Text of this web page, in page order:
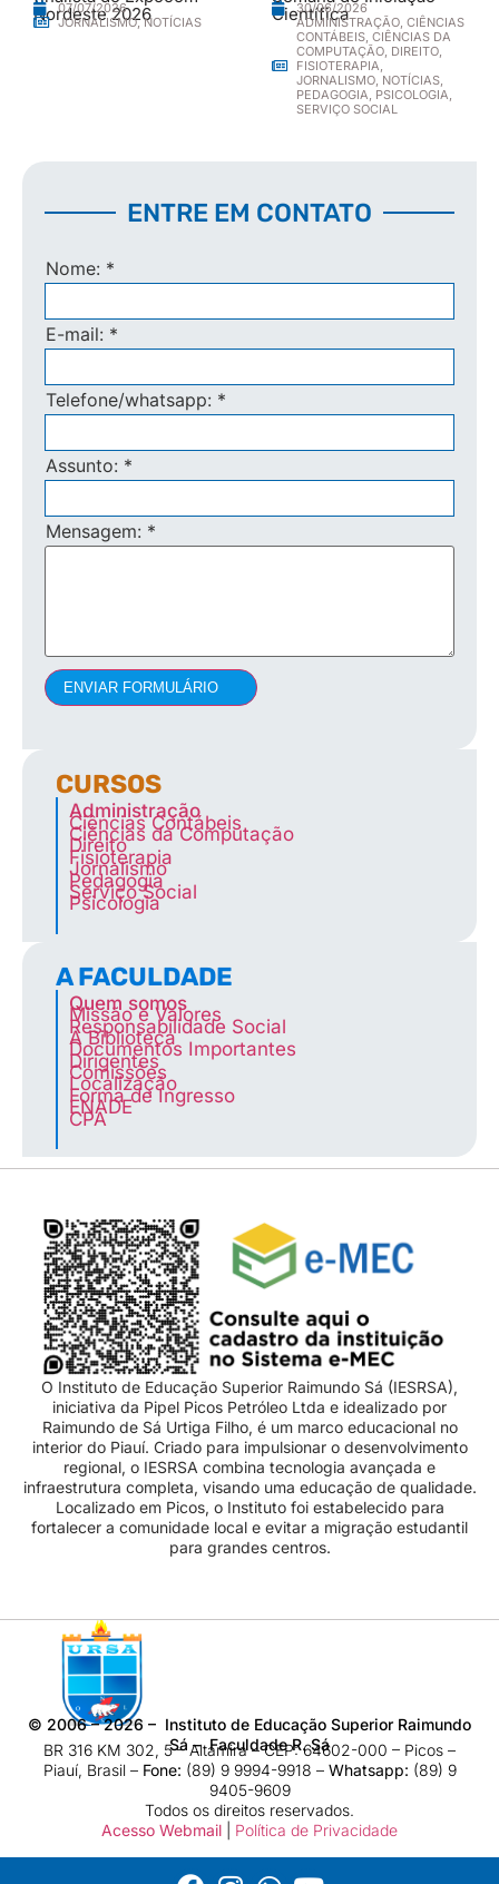
Nordeste 2026
07/07/2026
JORNALISMO,NOTÍCIAS
Científica
30/06/2026
ADMINISTRAÇÃO, CIÊNCIAS
CONTÁBEIS, CIÊNCIAS DA
COMPUTAÇÃO, DIREITO,
FISIOTERAPIA,
JORNALISMO, NOTÍCIAS,
PEDAGOGIA, PSICOLOGIA,
SERVIÇO SOCIAL
ENTRE EM CONTATO
Nome: *
E-mail: *
Telefone/whatsapp: *
Assunto: *
Mensagem: *
ENVIAR FORMULÁRIO
CURSOS
Administração
Ciências Contábeis
Ciências da Computação
Direito
Fisioterapia
Jornalismo
Pedagogia
Serviço Social
Psicologia
A FACULDADE
Quem somos
Missão e Valores
Responsabilidade Social
A Biblioteca
Documentos Importantes
Dirigentes
Comissões
Localização
Forma de Ingresso
ENADE
CPA
O Instituto de Educação Superior Raimundo Sá (IESRSA),
iniciativa da Pipel Picos Petróleo Ltda e idealizado por
Raimundo de Sá Urtiga Filho, é um marco educacional no
interior do Piauí. Criado para impulsionar o desenvolvimento
regional, o IESRSA combina tecnologia avançada e
infraestrutura completa, visando uma educação de qualidade.
Localizado em Picos, o Instituto foi estabelecido para
fortalecer a comunidade local e evitar a migração estudantil
para grandes centros.
© 2006 – 2026 – Instituto de Educação Superior Raimundo
Sá – Faculdade R. Sá
BR 316 KM 302, 5 – Altamira – CEP: 64602-000 – Picos –
Piauí, Brasil – Fone: (89) 9 9994-9918​ – Whatsapp: (89) 9
9405-9609
Todos os direitos reservados.
Acesso Webmail
Política de Privacidade